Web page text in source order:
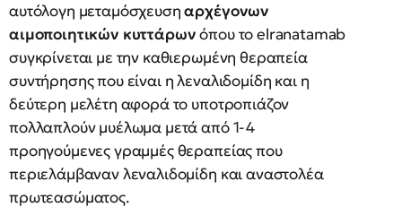
αυτόλογη μεταμόσχευσηαρχέγονων
αιμοποιητικών κυττάρωνόπου το elranatamab
συγκρίνεται με την καθιερωμένη θεραπεία
συντήρησης που είναι η λεναλιδομίδη και η
δεύτερη μελέτη αφορά το υποτροπιάζον
πολλαπλούν μυέλωμα μετά από 1-4
προηγούμενες γραμμές θεραπείας που
περιελάμβαναν λεναλιδομίδη και αναστολέα
πρωτεασώματος.